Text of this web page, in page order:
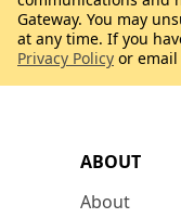
ABOUT
About
Gateway. You may
at any time. If you
Privacy Policy or